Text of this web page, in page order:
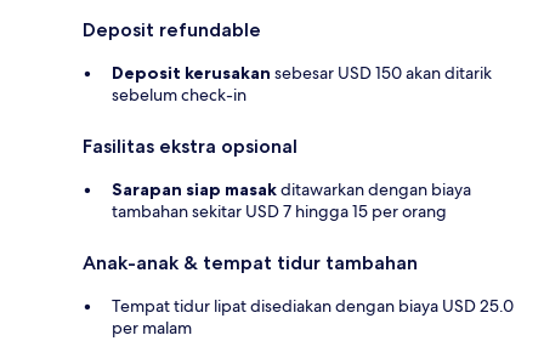
Deposit refundable
Deposit kerusakan sebesar USD 150 akan ditarik
sebelum check-in
Fasilitas ekstra opsional
Sarapan siap masakditawarkan dengan biaya
tambahan sekitar USD 7 hingga 15 per orang
Anak-anak & tempat tidur tambahan
Tempat tidur lipat disediakan dengan biaya USD 25.0
per malam